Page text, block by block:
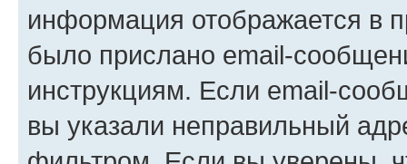
информация отображается в
было прислано email-
инструкциям. Если email-
вы указали неправильный